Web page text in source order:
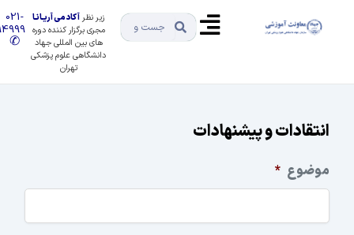
زیر نظرآکادمی آریـانـا
مجری برگزار کننده دوره
های بین المللی جهاد
دانشگاهی علوم پزشکی
021-
91494999
✆
و پیشنهادات
*